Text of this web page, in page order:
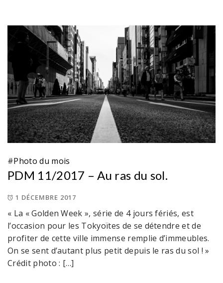
#Photo du mois
PDM 11/2017 – Au ras du sol.
1 DÉCEMBRE 2017
« La « Golden Week », série de 4 jours fériés, est
l’occasion pour les Tokyoïtes de se détendre et de
profiter de cette ville immense remplie d’immeubles.
On se sent d’autant plus petit depuis le ras du sol ! »
Crédit photo : […]